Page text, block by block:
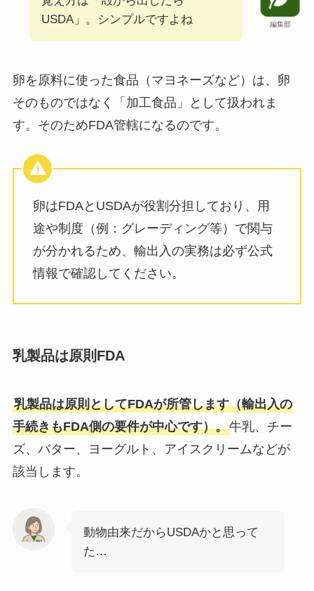
編集部
USDA」。シンプルですよね
卵を原料に使った食品（マヨネーズなど）は、卵
そのものではなく「加工食品」として扱われま
す。そのためFDA管轄になるのです。
卵はFDAとUSDAが役割分担しており、用
途や制度（例：グレーディング等）で関与
が分かれるため、輸出入の実務は必ず公式
情報で確認してください。
乳製品は原則FDA
乳製品は原則としてFDAが所管します（輸出入の
手続きもFDA側の要件が中心です）。牛乳、チー
ズ、バター、ヨーグルト、アイスクリームなどが
該当します。
動物由来だからUSDAかと思って
た…